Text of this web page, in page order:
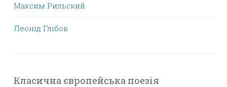
Максим Рильский
Леонід Глібов
Класична європейська поезія